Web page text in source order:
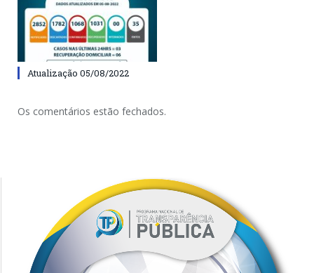
Atualização 05/08/2022
Os comentários estão fechados.